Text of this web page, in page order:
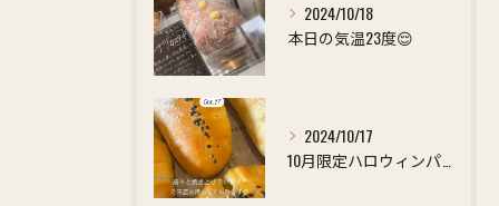
2024/10/18
本日の気温23度😌
2024/10/17